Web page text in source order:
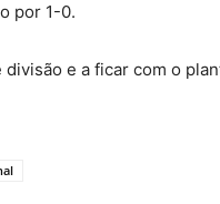
por 1-0.
e a ficar com o